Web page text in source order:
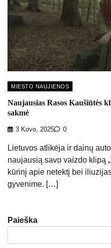
MIESTO NAUJIENOS
Naujausias Rasos Kaušiūtės
sakmė
3 Kovo, 2025 0
Lietuvos atlikėja ir dainų
naujausią savo vaizdo klipą
kūrinį apie netektį bei
gyvenime. […]
Paieška